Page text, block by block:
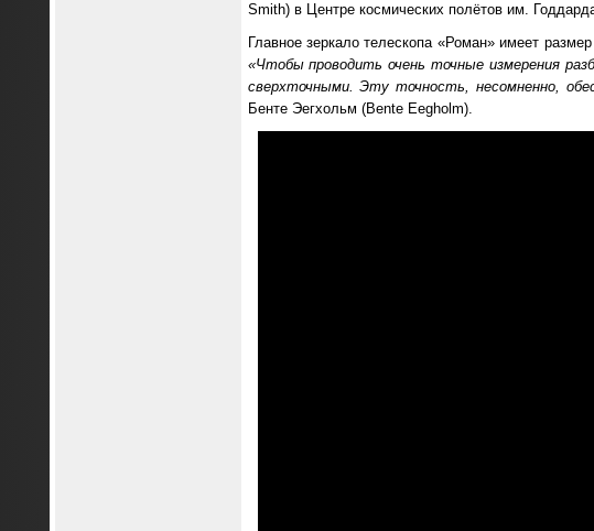
Smith) в Центре космических полётов им.
Главное зеркало телескопа «Роман» имеет
«Чтобы проводить очень точные измерения
сверхточными. Эту точность, несомненно,
Бенте Эегхольм (Bente Eegholm).